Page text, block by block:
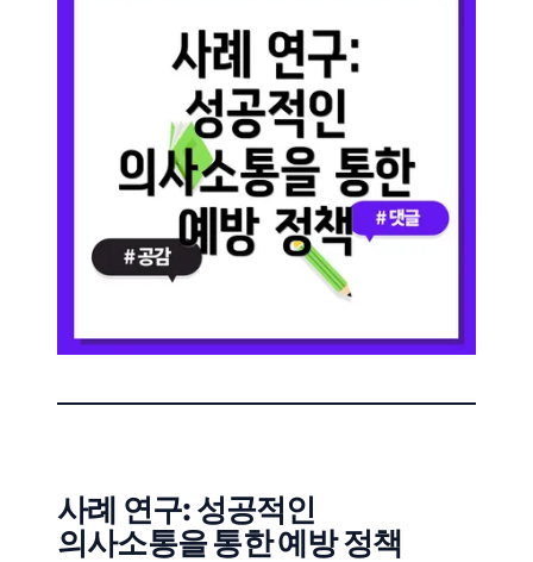
사례 연구: 성공적인
의사소통을 통한 예방 정책